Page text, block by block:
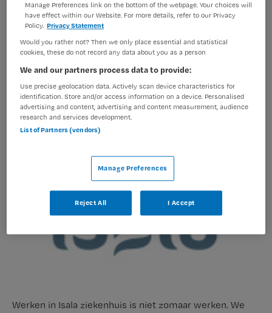
Ervaren Niet nader bepaald
Vacature niet beschikbaar
Deze vacature Medium Care verpleegkundige in
opleiding bij Isala is niet meer actueel. Hieronder staan
enkele vergelijkbare vacatures die voor u wellicht
interessant zijn.
Werken in Isala ziekenhuis is niet zomaar werken. We
Manage Preferences link on the bottom of the webpage. Your choices will
have effect within our Website. For more details, refer to our Privacy
Policy. Privacy Statement
Would you rather not? Then we only place essential and statistical
cookies, these do not record any data about you as a person
We and our partners process data to provide:
Use precise geolocation data. Actively scan device characteristics for
identification. Store and/or access information on a device. Personalised
advertising and content, advertising and content measurement, audience
research and services development.
List of Partners (vendors)
Manage Preferences
Reject All I Accept